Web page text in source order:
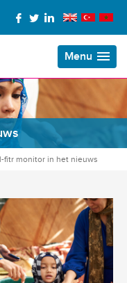
Menu
fitr monitor in het nieuws